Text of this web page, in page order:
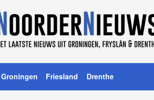
Groningen Friesland Drenthe